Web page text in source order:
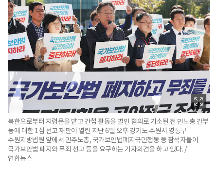
북한으로부터 지령문을 받고 간첩 활동을 벌인 혐의로 기소된 전 민노총 간부
등에 대한 1심 선고 재판이 열린 지난 6일 오후 경기도 수원시 영통구
수원지방법원 앞에서 민주노총, 국가보안법폐지국민행동 등 참석자들이
국가보안법 폐지와 무죄 선고 등을 요구하는 기자회견을 하고 있다. /
연합뉴스